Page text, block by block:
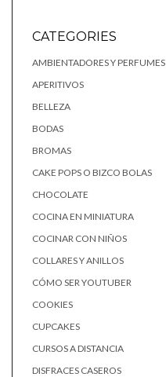
CATEGORIES
AMBIENTADORES Y PERFUMES
APERITIVOS
BELLEZA
BODAS
BROMAS
CAKE POPS O BIZCO BOLAS
CHOCOLATE
COCINA EN MINIATURA
COCINAR CON NIÑOS
COLLARES Y ANILLOS
CÓMO SER YOUTUBER
COOKIES
CUPCAKES
CURSOS A DISTANCIA
DISFRACES CASEROS